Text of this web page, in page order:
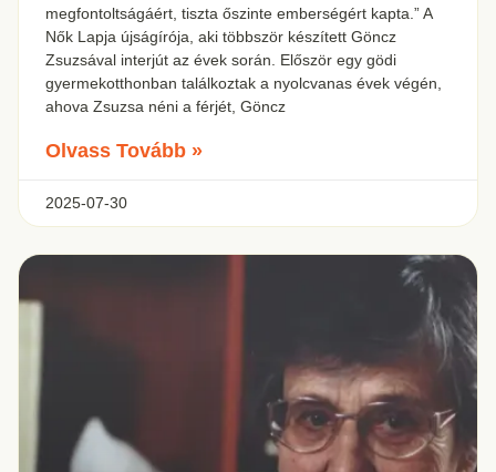
megfontoltságáért, tiszta őszinte emberségért kapta.” A
Nők Lapja újságírója, aki többször készített Göncz
Zsuzsával interjút az évek során. Először egy gödi
gyermekotthonban találkoztak a nyolcvanas évek végén,
ahova Zsuzsa néni a férjét, Göncz
Olvass Tovább »
2025-07-30